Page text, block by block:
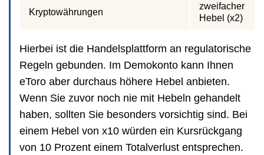
Kryptowährungen
zweifacher
Hebel (x2)
Hierbei ist die Handelsplattform an regulatorische
Regeln gebunden. Im Demokonto kann Ihnen
eToro aber durchaus höhere Hebel anbieten.
Wenn Sie zuvor noch nie mit Hebeln gehandelt
haben, sollten Sie besonders vorsichtig sind. Bei
einem Hebel von x10 würden ein Kursrückgang
von 10 Prozent einem Totalverlust entsprechen.